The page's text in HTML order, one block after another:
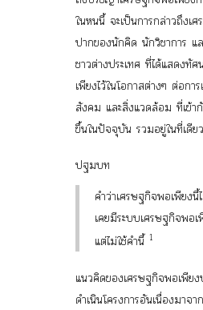
ในหนนี้ จะเป็นการกล่าวถึงเ
ปากของนักคิด นักวิชาการ แ
ชาวต่างประเทศ ที่ได้แสดงทัศ
เพียงไว้ในโอกาสต่างๆ ต่อก
สังคม และสิ่งแวดล้อม ที่เข้า
ขึ้นในปัจจุบัน รวมอยู่ในที่เดีย
ปฐมบท
คำว่าเศรษฐกิจพอเพียงนี้
เคยมีระบบเศรษฐกิจพอ
แต่ไม่ใช้คำนี้ 1
แนวคิดของเศรษฐกิจพอเพียง
ดำเนินโครงการอันเนื่องมาจา